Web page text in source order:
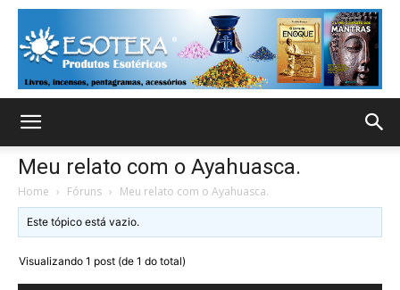
Meu relato com o Ayahuasca.
Home › Fóruns › Meu relato com o Ayahuasca.
Este tópico está vazio.
Visualizando 1 post (de 1 do total)